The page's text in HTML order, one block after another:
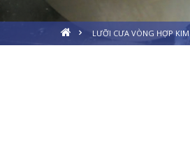
LƯỠI CƯA VÒNG HỢP KIM